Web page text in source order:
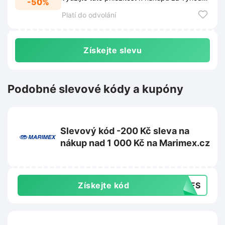
-50%
Platí do odvolání
Získejte slevu
Podobné slevové kódy a kupóny
Slevový kód -200 Kč sleva na
nákup nad 1 000 Kč na Marimex.cz
Získejte kód 54FS